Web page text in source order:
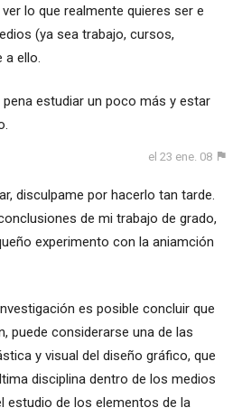
lo que realmente quieres ser e
(ya sea trabajo, cursos,
a ello.
estudiar un poco más y estar
el 23 ene. 08
disculpame por hacerlo tan tarde.
de mi trabajo de grado,
experimento con la aniamción
es posible concluir que
puede considerarse una de las
y visual del diseño gráfico, que
disciplina dentro de los medios
estudio de los elementos de la